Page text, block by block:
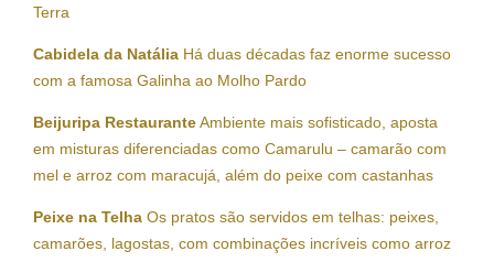
Terra
Cabidela da Natália Há duas décadas faz enorme sucesso
com a famosa Galinha ao Molho Pardo
Beijuripa RestauranteAmbiente mais sofisticado, aposta
em misturas diferenciadas como Camarulu – camarão com
mel e arroz com maracujá, além do peixe com castanhas
Peixe na Telha Os pratos são servidos em telhas: peixes,
camarões, lagostas, com combinações incríveis como arroz